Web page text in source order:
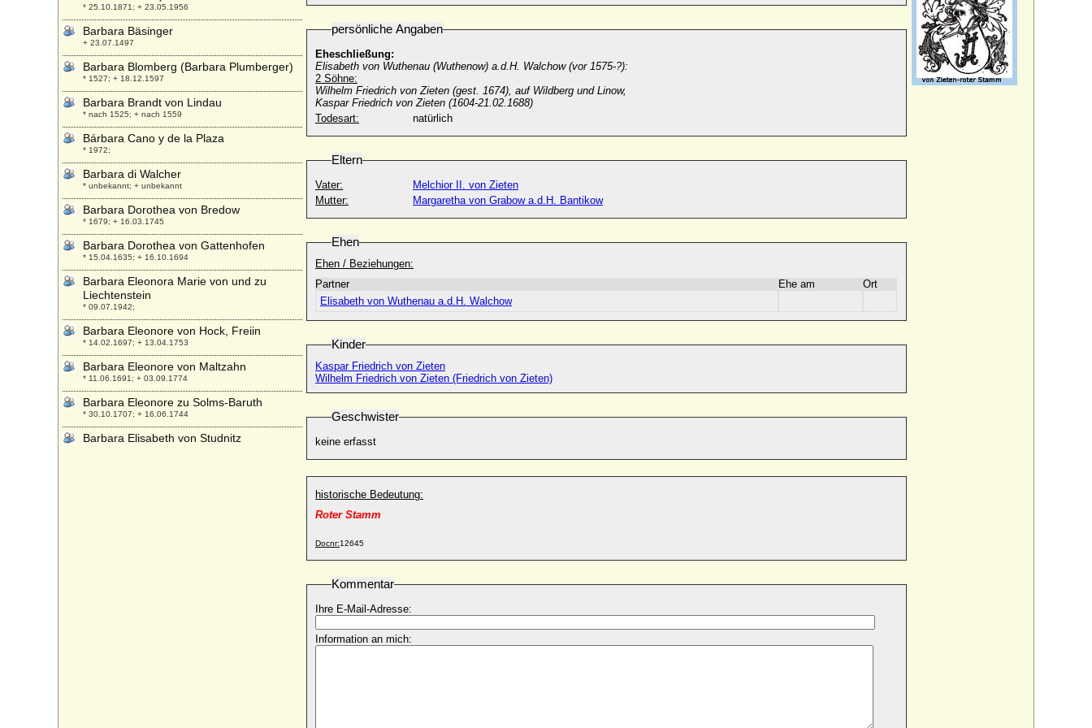
persönliche Angaben
Eheschließung:
Elisabeth von Wuthenau (Wuthenow) a.d.H. Walchow (vor 1575-?):
2 Söhne:
Wilhelm Friedrich von Zieten (gest. 1674), auf Wildberg und Linow,
Kaspar Friedrich von Zieten (1604-21.02.1688)
Todesart:
natürlich
Eltern
Vater:
Melchior II. von Zieten
Mutter:
Margaretha von Grabow a.d.H. Bantikow
Ehen
Ehen / Beziehungen:
Partner
Ehe am
Ort
Elisabeth von Wuthenau a.d.H. Walchow
Kinder
Kaspar Friedrich von Zieten
Wilhelm Friedrich von Zieten (Friedrich von Zieten)
Geschwister
keine erfasst
historische Bedeutung:
Roter Stamm
Docnr:12645
Kommentar
Ihre E-Mail-Adresse:
Information an mich:
* 25.10.1871; + 23.05.1956
Barbara Bäsinger
+ 23.07.1497
Barbara Blomberg (Barbara Plumberger)
* 1527; + 18.12.1597
Barbara Brandt von Lindau
* nach 1525; + nach 1559
Bárbara Cano y de la Plaza
* 1972;
Barbara di Walcher
* unbekannt; + unbekannt
Barbara Dorothea von Bredow
* 1679; + 16.03.1745
Barbara Dorothea von Gattenhofen
* 15.04.1635; + 16.10.1694
Barbara Eleonora Marie von und zu
Liechtenstein
* 09.07.1942;
Barbara Eleonore von Hock, Freiin
* 14.02.1697; + 13.04.1753
Barbara Eleonore von Maltzahn
* 11.06.1691; + 03.09.1774
Barbara Eleonore zu Solms-Baruth
* 30.10.1707; + 16.06.1744
Barbara Elisabeth von Studnitz